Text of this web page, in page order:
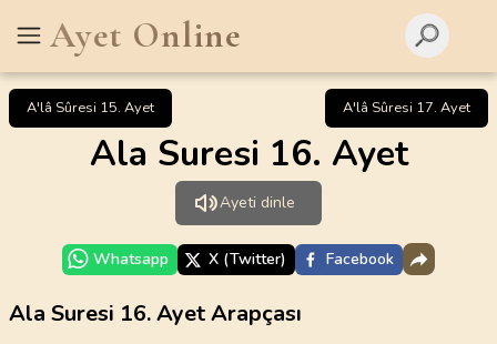
Ayet Online
A'lâ Sûresi 15. Ayet A'lâ Sûresi 17. Ayet
Ala Suresi 16. Ayet
Ayeti dinle
Whatsapp X (Twitter) Facebook
Ala Suresi 16. Ayet Arapçası